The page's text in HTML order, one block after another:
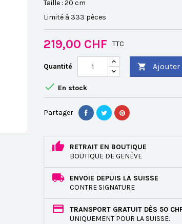
Taille : 20 cm
Limité à 333 pèces
219,00 CHF TTC
Quantité  Ajouter
 En stock
Partager
RETRAIT EN BOUTIQUE
BOUTIQUE DE GENÈVE
ENVOIE DEPUIS LA SUISSE
CONTRE SIGNATURE
TRANSPORT GRATUIT DÈS 50
UNIQUEMENT POUR LA SUISSE.